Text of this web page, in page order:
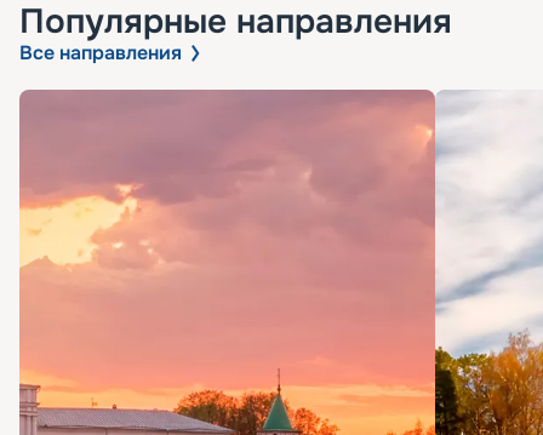
Популярные направления
Все направления